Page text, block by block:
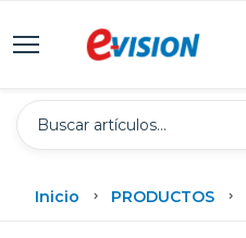
Inicio PRODUCTOS